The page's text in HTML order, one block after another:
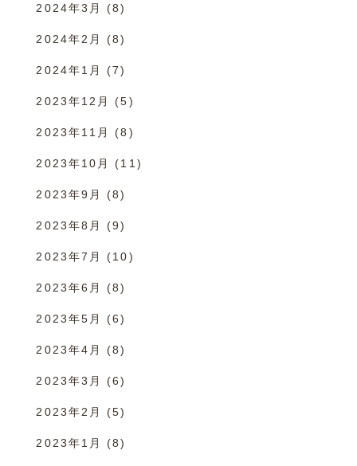
2024年3月 (8)
2024年2月 (8)
2024年1月 (7)
2023年12月 (5)
2023年11月 (8)
2023年10月 (11)
2023年9月 (8)
2023年8月 (9)
2023年7月 (10)
2023年6月 (8)
2023年5月 (6)
2023年4月 (8)
2023年3月 (6)
2023年2月 (5)
2023年1月 (8)